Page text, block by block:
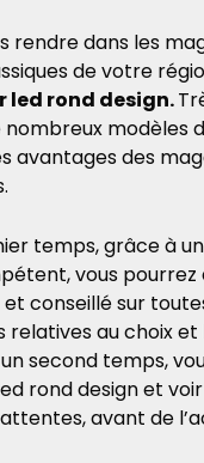
rendre dans les
de votre
led rond design.
modèles
avantages des
temps, grâce à
vous pourrez
conseillé sur
au choix et
second temps,
rond design et
avant de